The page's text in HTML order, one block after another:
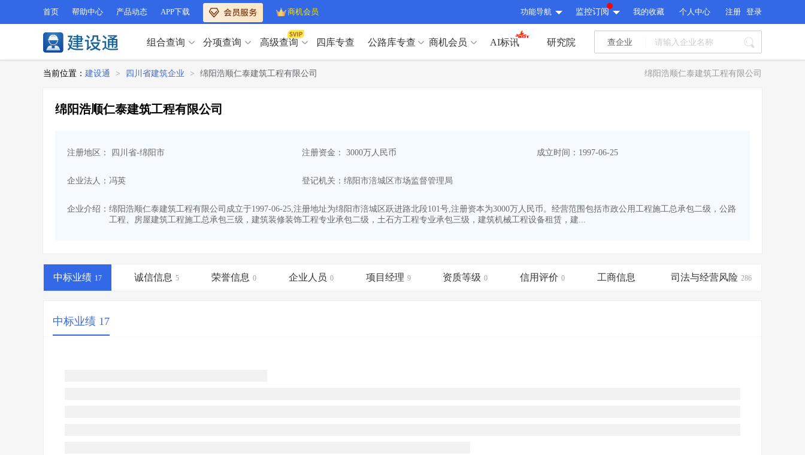
首页 帮助中心 产品动态 APP下载 商机会员 功能导航 监控订阅 我的收藏 个人中心 注册 登录
分项查询（VIP）
查资质> 查人员>
查荣誉 > 查诚信
招标信息>
公路库专查>
宏观经济>
商机会员
土地交易> 省市重点项目>
研究报告>
其他服务
组合查询 分项查询 高级查询 四库专查 公路库专查 商机会员 AI标讯 研究院 查企业
查荣誉>
招标信息>
省库业绩查询
水利库专查
>
组合查询-广州>
下浮率>
宏观经济 > 建企舆情>
政策规划 > 招投标规则 >
业主专查>
>
API接口> 市场经营AI云平台
会员服务> 数据导出服务>
当前位置： 建设通 > 四川省建筑企业 > 绵阳浩顺仁泰建筑工程有限公司 绵阳浩顺仁泰建筑工程有限公司
绵阳浩顺仁泰建筑工程有限公司
注册地区： 四川省-绵阳市 注册资金： 3000万人民币 成立时间：1997-06-25
企业法人：冯英 登记机关：绵阳市涪城区市场监督管理局
企业介绍： 绵阳浩顺仁泰建筑工程有限公司成立于1997-06-25,注册地址为绵阳市涪城区跃进路北段101号,注册资本为3000万人民币。经营范围包括市政公用工程施工总承包二级，公路
工程、房屋建筑工程施工总承包三级，建筑装修装饰工程专业承包二级，土石方工程专业承包三级，建筑机械工程设备租赁，建...
中标业绩 17 诚信信息 5 荣誉信息 0 企业人员 0 项目经理 9 资质等级 0 信用评价 0 工商信息 司法与经营风险 286
中标业绩 17